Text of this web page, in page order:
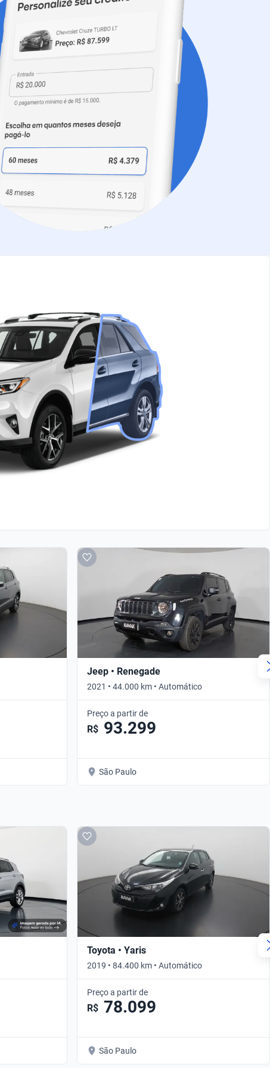
Jeep • Renegade
2021 • 44.000 km • Automático
Preço a partir de
R$ 93.299
São Paulo
Toyota • Yaris
2019 • 84.400 km • Automático
Preço a partir de
R$ 78.099
São Paulo